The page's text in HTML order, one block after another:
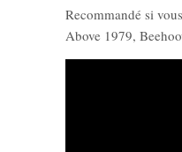
Recommandé si
Above 1979,